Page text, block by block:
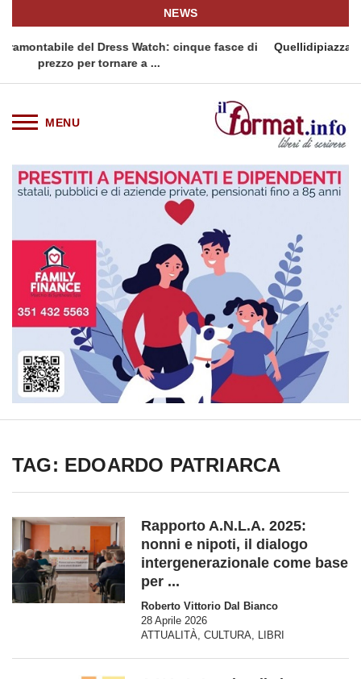
NEWS
fasce di
Quellidipiazzaaffari lancia un nuovo
TAG: EDOARDO PATRIARCA
Rapporto A.N.L.A. 2025:
nonni e nipoti, il dialogo
intergenerazionale come base
per ...
Roberto Vittorio Dal Bianco
28 Aprile 2026
ATTUALITÀ, CULTURA, LIBRI